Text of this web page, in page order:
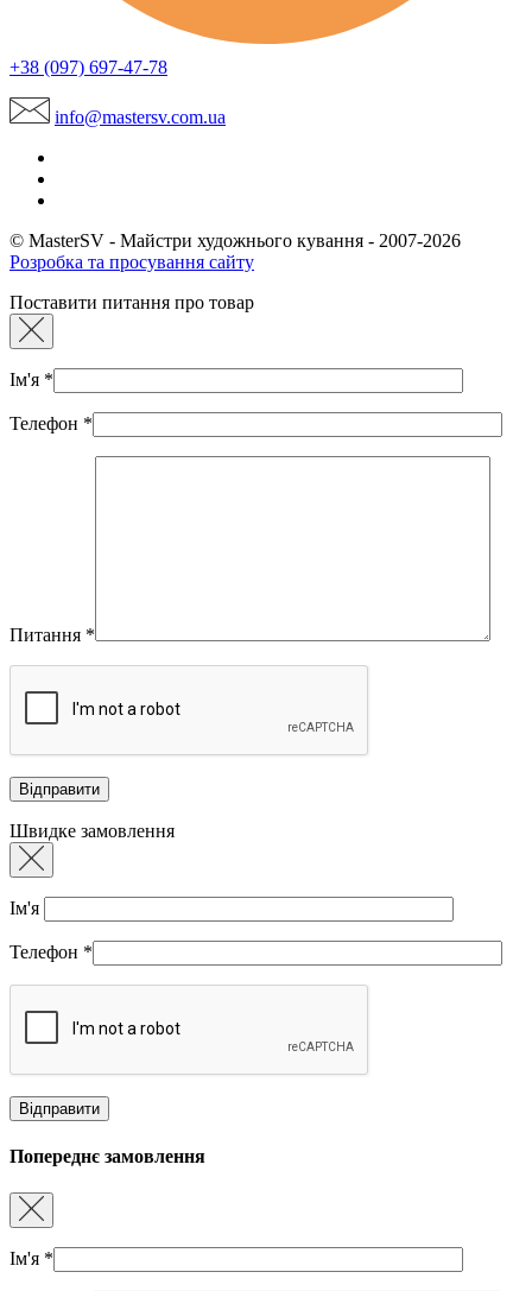
+38 (097) 697-47-78
info@mastersv.com.ua
© MasterSV - Майстри художнього кування - 2007-2026
Розробка та просування сайту
Поставити питання про товар
Ім'я *
Телефон *
Питання *
Швидке замовлення
Ім'я
Телефон *
Попереднє замовлення
Ім'я *